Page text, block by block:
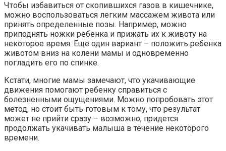
Чтобы избавиться от скопившихся газов в кишечнике,
можно воспользоваться легким массажем живота или
принять определенные позы. Например, можно
приподнять ножки ребенка и прижать их к животу на
некоторое время. Еще один вариант – положить ребенка
животом вниз на колени мамы и одновременно
погладить его по спинке.
Кстати, многие мамы замечают, что укачивающие
движения помогают ребенку справиться с
болезненными ощущениями. Можно попробовать этот
метод, но стоит быть готовым к тому, что результат
может не прийти сразу – возможно, придется
продолжать укачивать малыша в течение некоторого
времени.